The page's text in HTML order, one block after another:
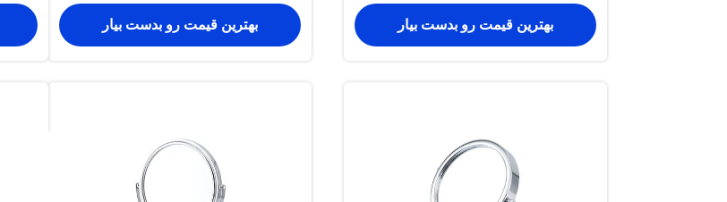
بهترین قیمت رو بدست بیار بهترین قیمت رو بدست بیار